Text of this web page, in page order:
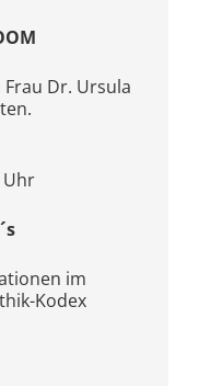
Dr. Ursula
Uhr
im
Kodex